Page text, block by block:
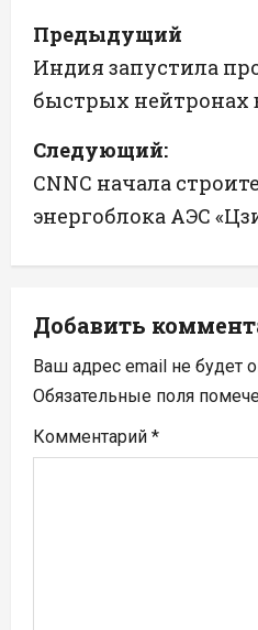
Н
а
в
и
г
а
и
я
п
Предыдущий
Индия запустила
быстрых нейтронах
Следующий:
CNNC начала
энергоблока АЭС
Добавить
Ваш адрес email не будет
Обязательные поля
Комментарий *